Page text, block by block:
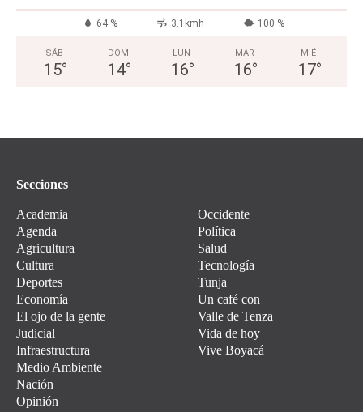
64 % 3.1kmh 100 %
SÁB
15°
DOM
14°
LUN
16°
MAR
16°
MIÉ
17°
Secciones
Academia
Agenda
Agricultura
Cultura
Deportes
Economía
El ojo de la gente
Judicial
Infraestructura
Medio Ambiente
Nación
Opinión
Occidente
Política
Salud
Tecnología
Tunja
Un café con
Valle de Tenza
Vida de hoy
Vive Boyacá